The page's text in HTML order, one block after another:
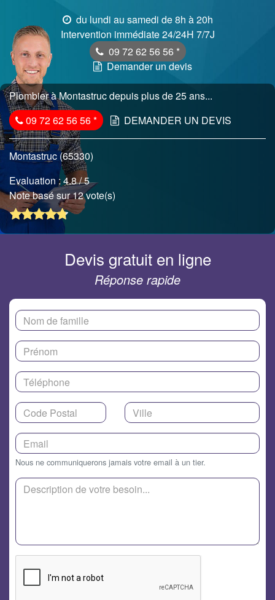
du lundi au samedi de 8h à 20h
Intervention immédiate 24/24H 7/7J
09 72 62 56 56 *
Demander un devis
Plombier à Montastruc depuis plus de 25 ans...
09 72 62 56 56* DEMANDER UN DEVIS
Montastruc (65330)
Evaluation :4.8/ 5
Note basé sur 12 vote(s)
Devis gratuit en ligne
Réponse rapide
Nous ne communiquerons jamais votre email à un tier.